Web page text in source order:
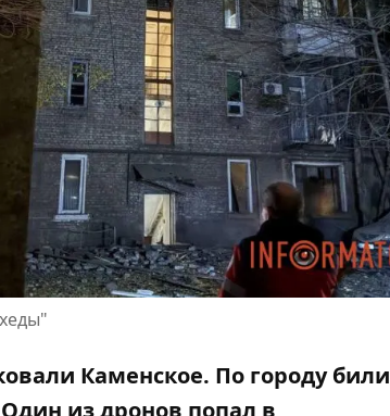
Каменское. По городу били